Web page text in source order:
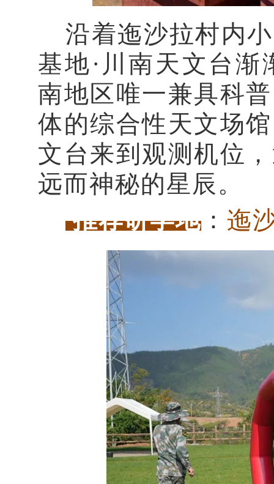
沿着迤沙拉村内
基地·川南天文台
南地区唯一兼具科
体的综合性天文场
文台来到观测机位
远而神秘的星辰。
推荐研学地 ：迤